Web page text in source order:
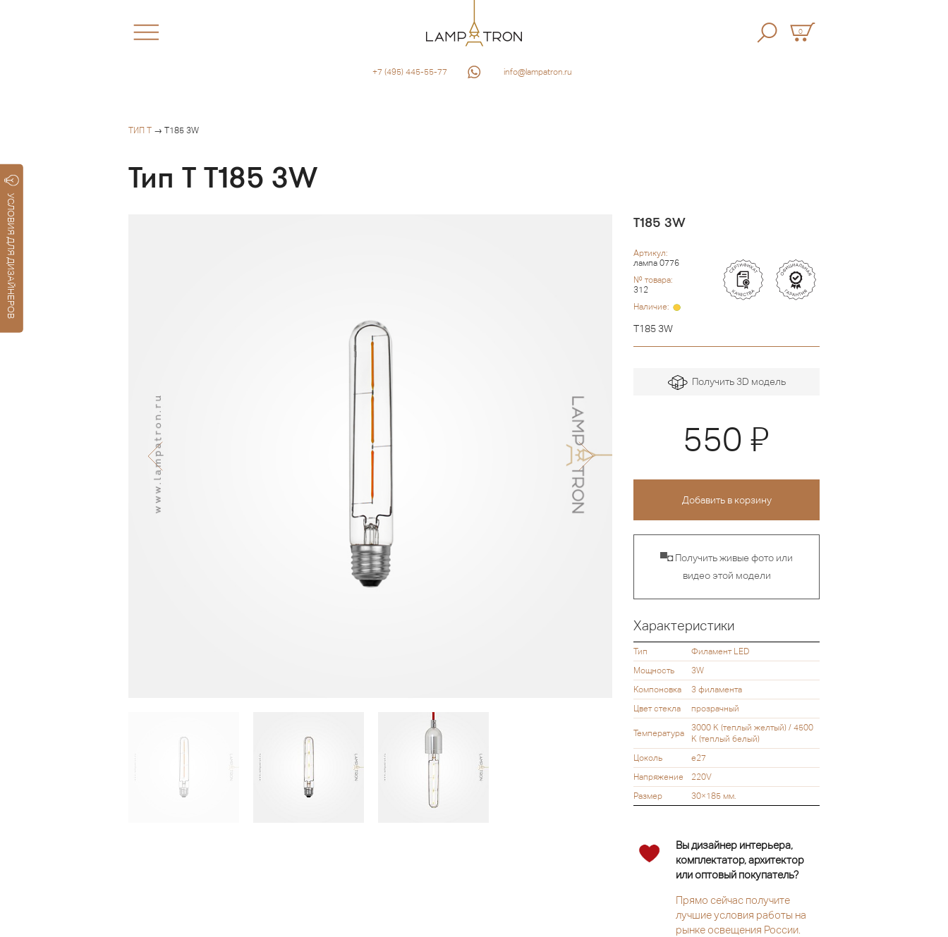
УСЛОВИЯ ДЛЯ ДИЗАЙНЕРОВ
0
+7 (495) 445-55-77 info@lampatron.ru
ТИП Т → T185 3W
Тип Т T185 3W
T185 3W
Артикул:
лампа 0776
№ товара:
312
Наличие:
T185 3W
Получить 3D модель
550 Я
▀◘ Получить живые фото или
видео этой модели
Характеристики
Тип
Филамент LED
Мощность
3W
Компоновка
3 филамента
Цвет стекла
прозрачный
Температура
3000 K (теплый желтый) / 4500
K (теплый белый)
Цоколь
e27
Напряжение
220V
Размер
30×185 мм.
Вы дизайнер интерьера,
комплектатор, архитектор
или оптовый покупатель?
Прямо сейчас получите
лучшие условия работы на
рынке освещения России.